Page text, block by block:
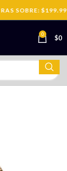
SOBRE: $199.990
0 $0